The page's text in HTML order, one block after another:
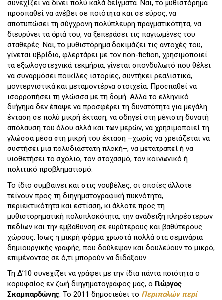
συνεχίζει να δίνει πολύ καλά δείγματα. Ναι, το μυθιστόρημα
προσπαθεί να ανέβει σε ποιότητα και σε εύρος, να
αποτυπώσει τη σύγχρονη πολύπλευρη πραγματικότητα, να
διευρύνει τα όριά του, να ξεπεράσει τις παγιωμένες του
σταθερές. Ναι, το μυθιστόρημα δοκιμάζει τις αντοχές του,
γίνεται υβρίδιο, φλερτάρει με τον non-fiction, χρησιμοποιεί
τα εξωλογοτεχνικά τεκμήρια, γίνεται σπονδυλωτό που θέλει
να συναρμόσει ποικίλες ιστορίες, συντήκει ρεαλιστικά,
μοντερνιστικά και μεταμοντέρνα στοιχεία. Προσπαθεί να
ισορροπήσει τη γλώσσα με τη δομή. Αλλά το ελληνικό
διήγημα δεν έπαψε να προσφέρει τη δυνατότητα για μεγάλη
ένταση σε πολύ μικρή έκταση, να οδηγεί στη μέγιστη δυνατή
απόλαυση του όλου αλλά και των μερών, να χρησιμοποιεί τη
γλώσσα μέσα στη μικρή του έκταση –χωρίς να χρειάζεται να
συστήσει μια πολυδιάστατη πλοκή–, να μετατραπεί ή να
υιοθετήσει το σχόλιο, τον στοχασμό, τον κοινωνικό ή
πολιτικό προβληματισμό.
Το ίδιο συμβαίνει και στις νουβέλες, οι οποίες άλλοτε
τείνουν προς τη διηγηματογραφική πυκνότητα,
περιεκτικότητα και εστίαση, κι άλλοτε προς τη
μυθιστορηματική πολυπλοκότητα, την ανάδειξη πληρέστερων
πεδίων και την εμβάθυνση σε ευρύτερους και βαθύτερους
χώρους. Ίσως η μικρή φόρμα χρωστά πολλά στα σεμινάρια
δημιουργικής γραφής, που δούλεψαν και δουλεύουν το μικρό,
επιμένοντας σε ό,τι μπορούν να διδάξουν.
Τη Δ’10 συνεχίζει να γράφει με την ίδια πάντα ποιότητα ο
κορυφαίος εν ζωή διηγηματογράφος μας, ο Γιώργος
Σκαμπαρδώνης: Το 2011 δημοσιεύει το Περιπολών περί